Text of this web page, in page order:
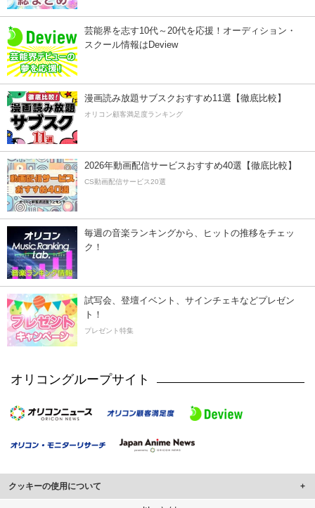
芸能界を志す10代～20代を応援！オーディション・
スクール情報はDeview
漫画読み放題サブスクおすすめ11選【徹底比較】
オリコン顧客満足度ランキング
2026年動画配信サービスおすすめ40選【徹底比較】
CS動画配信サービス20選
毎週の音楽ランキングから、ヒットの推移をチェッ
ク！
試写会、登壇イベント、サインチェキなどプレゼン
ト！
プレゼント特集
オリコングループサイト
クッキーの使用について